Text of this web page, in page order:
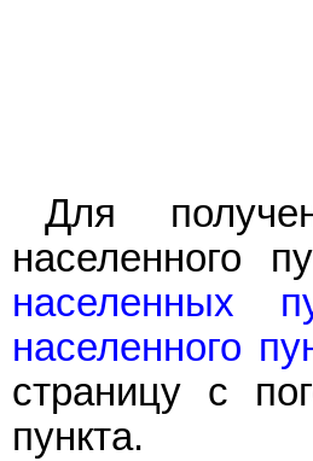
Для
населенного
населенных
населенного
страницу с
пункта.